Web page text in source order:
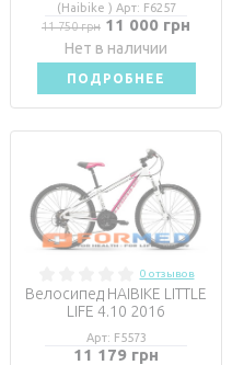
(Haibike ) Арт: F6257
11 750 грн 11 000 грн
Нет в наличии
ПОДРОБНЕЕ
0 отзывов
Велосипед HAIBIKE LITTLE
LIFE 4.10 2016
Арт: F5573
11 179 грн